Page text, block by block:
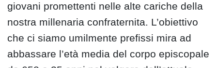
giovani promettenti nelle alte cariche della
nostra millenaria confraternita. L’obiettivo
che ci siamo umilmente prefissi mira ad
abbassare l’età media del corpo episcopale